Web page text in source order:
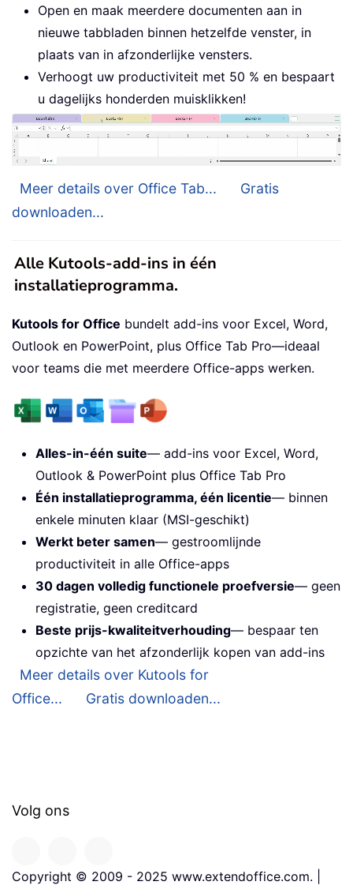
Open en maak meerdere documenten aan in
nieuwe tabbladen binnen hetzelfde venster, in
plaats van in afzonderlijke vensters.
Verhoogt uw productiviteit met 50 % en bespaart
u dagelijks honderden muisklikken!
Meer details over Office Tab...
Gratis
downloaden...
Alle Kutools-add-ins in één
installatieprogramma.
Kutools for Office bundelt add-ins voor Excel, Word,
Outlook en PowerPoint, plus Office Tab Pro—ideaal
voor teams die met meerdere Office-apps werken.
Alles-in-één suite— add-ins voor Excel, Word,
Outlook & PowerPoint plus Office Tab Pro
Één installatieprogramma, één licentie— binnen
enkele minuten klaar (MSI-geschikt)
Werkt beter samen— gestroomlijnde
productiviteit in alle Office-apps
30 dagen volledig functionele proefversie— geen
registratie, geen creditcard
Beste prijs-kwaliteitverhouding— bespaar ten
opzichte van het afzonderlijk kopen van add-ins
Meer details over Kutools for
Office...
Gratis downloaden...
Volg ons
Copyright © 2009 - 2025 www.extendoffice.com. |